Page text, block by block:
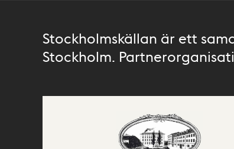
Stockholmskällan är ett
Stockholm.